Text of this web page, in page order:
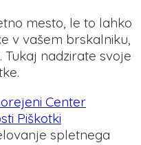
mesto, le to lahko
v vašem brskalniku,
nadzirate svoje
Center
Piškotki
spletnega